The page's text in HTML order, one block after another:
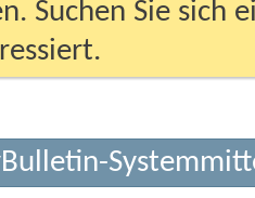
Suchen Sie sich